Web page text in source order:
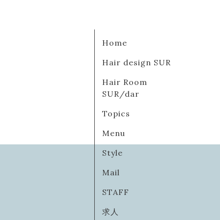
Home
Hair design SUR
Hair Room
SUR/dar
Topics
Menu
Style
Mail
STAFF
求人